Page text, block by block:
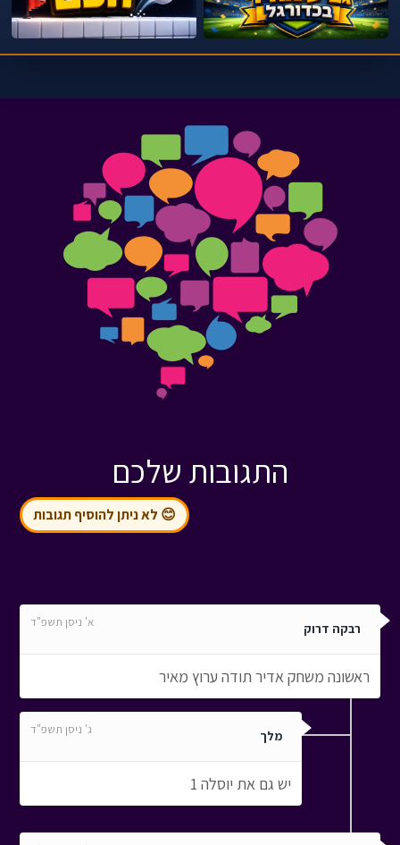
התגובות שלכם
😊 לא ניתן להוסיף תגובות
רבקה דרוק א' ניסן תשפ"ד
ראשונה משחק אדיר תודה ערוץ מאיר
מלך ג' ניסן תשפ"ד
יש גם את יוסלה 1